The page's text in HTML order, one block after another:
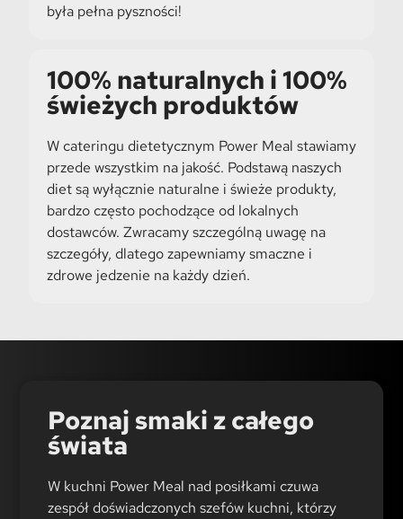
była pełna pyszności!
100% naturalnych i 100%
świeżych produktów
W cateringu dietetycznym Power Meal stawiamy
przede wszystkim na jakość. Podstawą naszych
diet są wyłącznie naturalne i świeże produkty,
bardzo często pochodzące od lokalnych
dostawców. Zwracamy szczególną uwagę na
szczegóły, dlatego zapewniamy smaczne i
zdrowe jedzenie na każdy dzień.
Poznaj smaki z całego
świata
W kuchni Power Meal nad posiłkami czuwa
zespół doświadczonych szefów kuchni, którzy